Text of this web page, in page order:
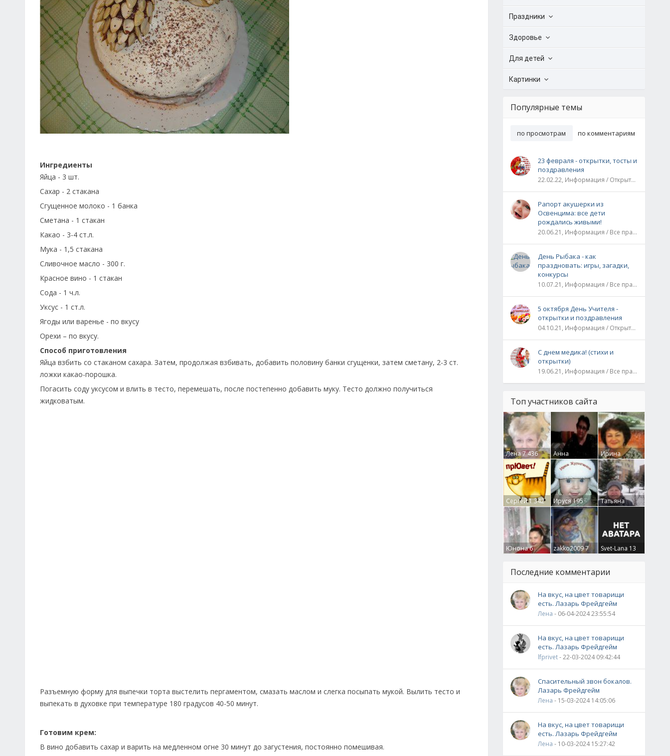
Ингредиенты
Яйца - 3 шт.
Сахар - 2 стакана
Сгущенное молоко - 1 банка
Сметана - 1 стакан
Какао - 3-4 ст.л.
Мука - 1,5 стакана
Сливочное масло - 300 г.
Красное вино - 1 стакан
Сода - 1 ч.л.
Уксус - 1 ст.л.
Ягоды или варенье - по вкусу
Орехи – по вкусу.
Способ приготовления
Яйца взбить со стаканом сахара. Затем, продолжая взбивать, добавить половину банки сгущенки, затем сметану, 2-3 ст.
ложки какао-порошка.
Погасить соду уксусом и влить в тесто, перемешать, после постепенно добавить муку. Тесто должно получиться
жидковатым.
Разъемную форму для выпечки торта выстелить пергаментом, смазать маслом и слегка посыпать мукой. Вылить тесто и
выпекать в духовке при температуре 180 градусов 40-50 минут.
Готовим крем:
В вино добавить сахар и варить на медленном огне 30 минут до загустения, постоянно помешивая.
Праздники
Здоровье
Для детей
Картинки
Популярные темы
по просмотрам по комментариям
23 февраля - открытки, тосты и
поздравления
22.02.22, Информация / Открытки / Все праздники
Рапорт акушерки из
Освенцима: все дети
рождались живыми!
20.06.21, Информация / Все праздники / Рассказы и истории
День Рыбака - как
праздновать: игры, загадки,
конкурсы
10.07.21, Информация / Все праздники
5 октября День Учителя -
открытки и поздравления
04.10.21, Информация / Открытки / Все праздники
С днем медика! (стихи и
открытки)
19.06.21, Информация / Все праздники
Топ участников сайта
Лена7 436
Анна
Гумлевая0
Ирина
Бруцкая41
Сергей1 342 Ируся195
Татьяна
Крючкова0
Юнона6 zakko20097 Svet-Lana 13
Последние комментарии
На вкус, на цвет товарищи
есть. Лазарь Фрейдгейм
Лена - 06-04-2024 23:55:54
На вкус, на цвет товарищи
есть. Лазарь Фрейдгейм
lfprivet- 22-03-2024 09:42:44
Спасительный звон бокалов.
Лазарь Фрейдгейм
Лена - 15-03-2024 14:05:06
На вкус, на цвет товарищи
есть. Лазарь Фрейдгейм
Лена - 10-03-2024 15:27:42